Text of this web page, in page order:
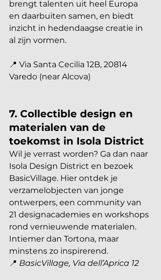
brengt talenten uit heel Europa
en daarbuiten samen, en biedt
inzicht in hedendaagse creatie in
al zijn vormen.
📍 Via Santa Cecilia 12B, 20814
Varedo (near Alcova)
7. Collectible design en
materialen van de
toekomst in Isola District
Wil je verrast worden? Ga dan naar
Isola Design District en bezoek
BasicVillage. Hier ontdek je
verzamelobjecten van jonge
ontwerpers, een community van
21 designacademies en workshops
rond vernieuwende materialen.
Intiemer dan Tortona, maar
minstens zo inspirerend.
📍 BasicVillage, Via dell’Aprica 12